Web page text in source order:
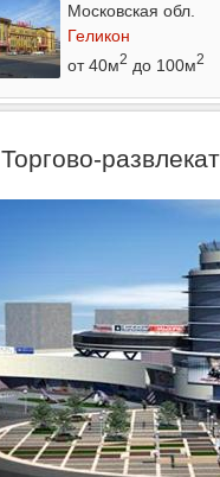
Московская обл.
Геликон
от 40м2 до 100м2
Торгово-